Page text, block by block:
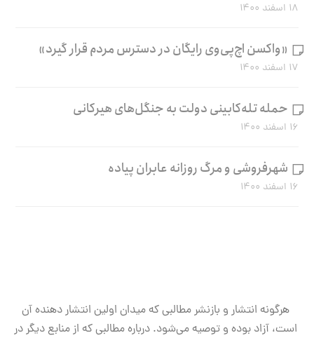
۱۸ اسفند ۱۴۰۰
«واکسن اچ‌پی‌وی رایگان در دسترس مردم قرار گیرد»
۱۷ اسفند ۱۴۰۰
حمله تله‌کابینی دولت به جنگل‌های هیرکانی
۱۶ اسفند ۱۴۰۰
شهرفروشی و مرگ روزانه عابران پیاده
۱۶ اسفند ۱۴۰۰
هرگونه انتشار و بازنشر مطالبی که میدان اولین انتشار دهنده آن
است، آزاد بوده و توصیه می‌شود. درباره مطالبی که از منابع دیگر در